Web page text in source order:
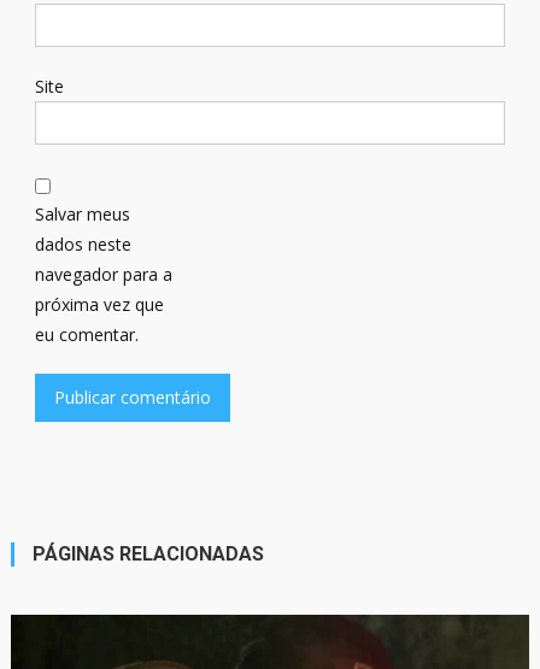
Site
Salvar meus
dados neste
navegador para a
próxima vez que
eu comentar.
PÁGINAS RELACIONADAS